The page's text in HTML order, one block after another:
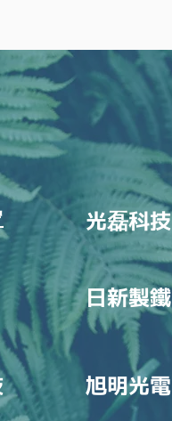
光磊科技
日新製鐵
旭明光電